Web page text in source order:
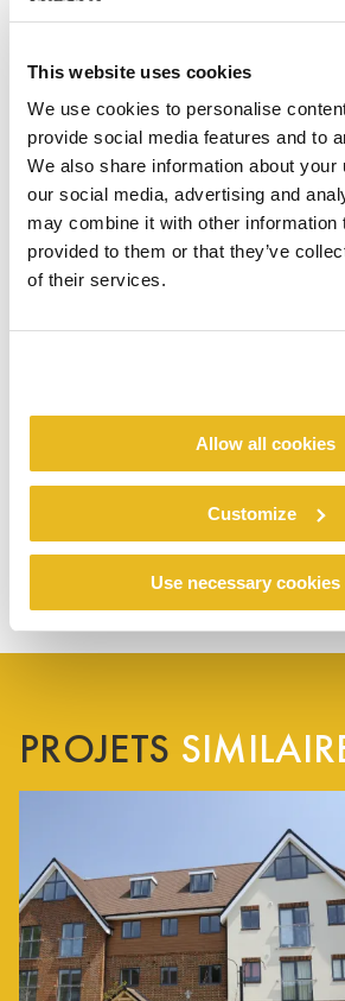
This website uses cookies
We use cookies to personalise
provide social media features and to
We also share information about your
our social media, advertising and
may combine it with other information
provided to them or that they’ve
of their services.
Allow all cookies
Customize
Use necessary
PROJETS